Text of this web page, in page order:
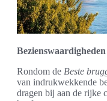
Rondom de Beste
van indrukwekkende
dragen bij aan de rijke